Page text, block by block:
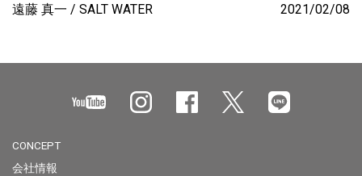
遠藤 真一 SALT WATER 2021/02/08
CONCEPT
会社情報